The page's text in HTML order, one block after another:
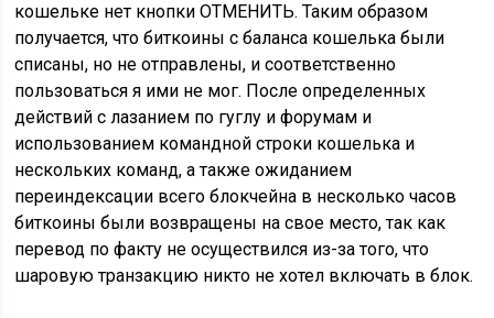
кошельке нет кнопки ОТМЕНИТЬ. Таким образом
получается, что биткоины с баланса кошелька были
списаны, но не отправлены, и соответственно
пользоваться я ими не мог. После определенных
действий с лазанием по гуглу и форумам и
использованием командной строки кошелька и
нескольких команд, а также ожиданием
переиндексации всего блокчейна в несколько часов
биткоины были возвращены на свое место, так как
перевод по факту не осуществился из-за того, что
шаровую транзакцию никто не хотел включать в блок.